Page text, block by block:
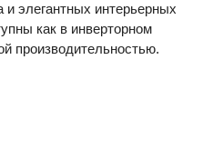
элегантных интерьерных
как в инверторном
производительностью.